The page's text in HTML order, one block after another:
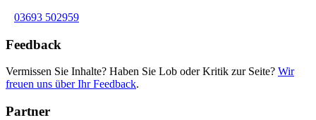
03693 502959
Feedback
Vermissen Sie Inhalte? Haben Sie Lob oder Kritik zur Seite? Wir
freuen uns über Ihr Feedback.
Partner